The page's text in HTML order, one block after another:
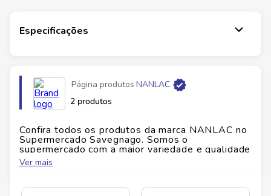
Especificações
Página produtos NANLAC
2 produtos
Confira todos os produtos da marca NANLAC no
Supermercado Savegnago. Somos o
supermercado com a maior variedade e qualidade
do Brasil!
de produtos NANLAC, confira abaixo:
Ver mais